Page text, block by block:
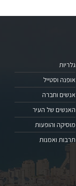
גלריות
אופנה וסטייל
אנשים וחברה
האנשים של העיר
מוסיקה והופעות
תרבות ואמנות